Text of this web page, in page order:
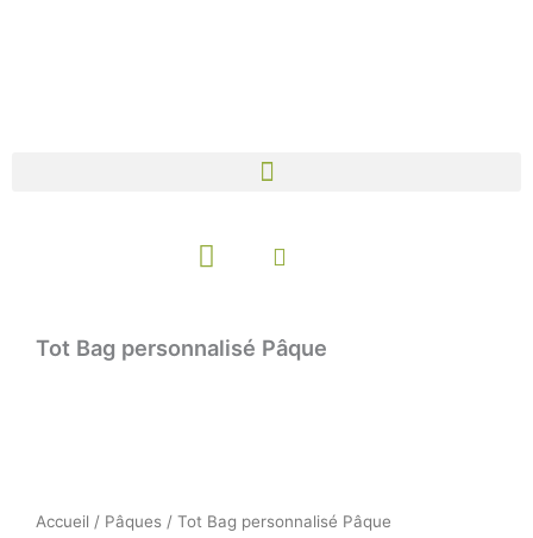
Panier
Tot Bag personnalisé Pâque
Accueil / Pâques / Tot Bag personnalisé Pâque